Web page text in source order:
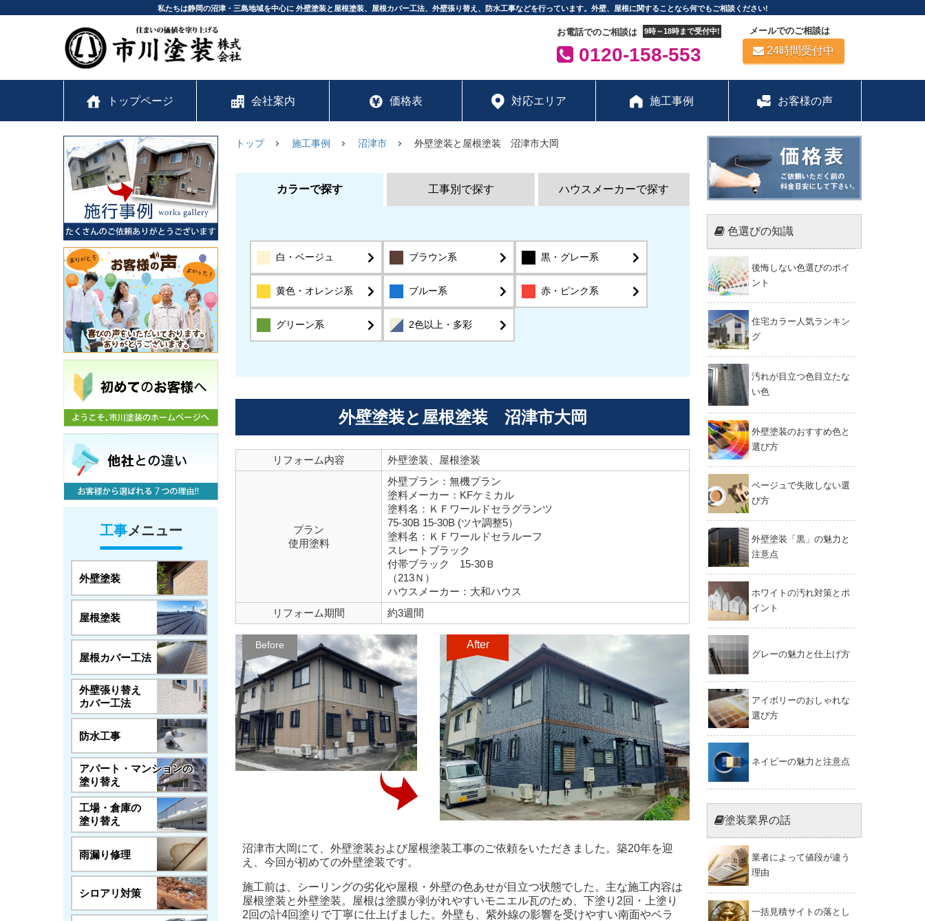
私たちは静岡の沼津・三島地域を中心に 外壁塗装と屋根塗装、屋根カバー工法、外壁張り替え、防水工事などを行っています。外壁、屋根に関することなら何でもご相談ください!
お電話でのご相談は 9時～18時まで受付中!
0120-158-553
メールでのご相談は
24時間受付中
トップページ 会社案内 価格表 対応エリア 施工事例 お客様の声
工事メニュー
外壁塗装
屋根塗装
屋根カバー工法
外壁張り替え
カバー工法
防水工事
アパート・マンションの
塗り替え
工場・倉庫の
塗り替え
雨漏り修理
シロアリ対策
トップ 施工事例 沼津市 外壁塗装と屋根塗装 沼津市大岡
カラーで探す 工事別で探す ハウスメーカーで探す
白・ベージュ ブラウン系 黒・グレー系
黄色・オレンジ系 ブルー系 赤・ピンク系
グリーン系 2色以上・多彩
外壁塗装と屋根塗装 沼津市大岡
リフォーム内容 外壁塗装、屋根塗装
プラン
使用塗料
外壁プラン：無機プラン
塗料メーカー：KFケミカル
塗料名：ＫＦワールドセラグランツ
75-30B 15-30B (ツヤ調整5）
塗料名：ＫＦワールドセラルーフ
スレートブラック
付帯ブラック 15-30Ｂ
（213Ｎ）
ハウスメーカー：大和ハウス
リフォーム期間
約3週間
Before After
沼津市大岡にて、外壁塗装および屋根塗装工事のご依頼をいただきました。築20年を迎
え、今回が初めての外壁塗装です。
施工前は、シーリングの劣化や屋根・外壁の色あせが目立つ状態でした。主な施工内容は
屋根塗装と外壁塗装。屋根は塗膜が剥がれやすいモニエル瓦のため、下塗り2回・上塗り
2回の計4回塗りで丁寧に仕上げました。外壁も、紫外線の影響を受けやすい南面やベラ
色選びの知識
後悔しない色選びのポイ
ント
住宅カラー人気ランキン
グ
汚れが目立つ色目立たな
い色
外壁塗装のおすすめ色と
選び方
ベージュで失敗しない選
び方
外壁塗装「黒」の魅力と
注意点
ホワイトの汚れ対策とポ
イント
グレーの魅力と仕上げ方
アイボリーのおしゃれな
選び方
ネイビーの魅力と注意点
塗装業界の話
業者によって値段が違う
理由
一括見積サイトの落とし